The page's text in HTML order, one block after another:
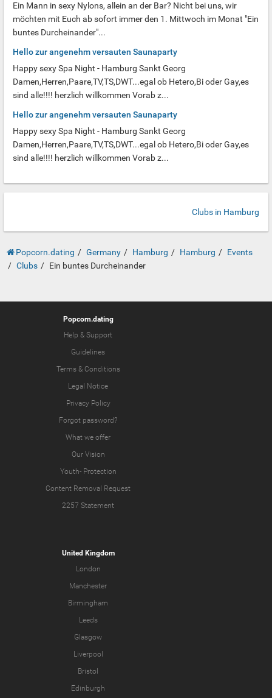
Ein Mann in sexy Nylons, allein an der Bar? Nicht bei uns, wir
möchten mit Euch ab sofort immer den 1. Mittwoch im Monat "Ein
buntes Durcheinander"...
Hello zur angenehm versauten Saunaparty
Happy sexy Spa Night - Hamburg Sankt Georg
Damen,Herren,Paare,TV,TS,DWT...egal ob Hetero,Bi oder Gay,es
sind alle!!!! herzlich willkommen Vorab z...
Hello zur angenehm versauten Saunaparty
Happy sexy Spa Night - Hamburg Sankt Georg
Damen,Herren,Paare,TV,TS,DWT...egal ob Hetero,Bi oder Gay,es
sind alle!!!! herzlich willkommen Vorab z...
Clubs in Hamburg
Popcorn.dating Germany Hamburg Hamburg
Events
Clubs
Ein buntes Durcheinander
Popcorn.dating
Help & Support
Guidelines
Terms & Conditions
Legal Notice
Privacy Policy
Forgot password?
What we offer
Our Vision
Youth- Protection
Content Removal Request
2257 Statement
United Kingdom
London
Manchester
Birmingham
Leeds
Glasgow
Liverpool
Bristol
Edinburgh